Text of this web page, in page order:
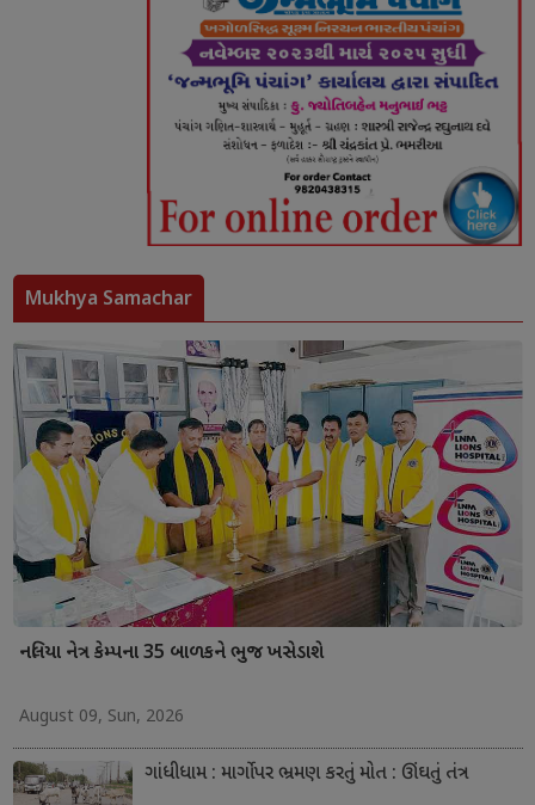
Mukhya Samachar
નલિયા નેત્ર કેમ્પના 35 બાળકને ભુજ ખસેડાશે
August 09, Sun, 2026
ગાંધીધામ : માર્ગો પર ભ્રમણ કરતું મોત : ઊંઘતું તંત્ર